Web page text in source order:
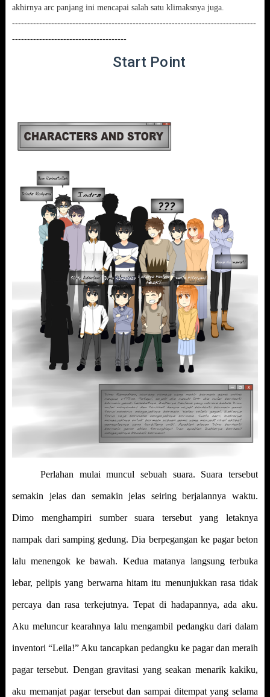
akhirnya arc panjang ini mencapai salah satu klimaksnya juga.
---------------------------------------------------------------------------------
--------------------------------------
Start Point
Perlahan mulai muncul sebuah suara. Suara tersebut
semakin jelas dan semakin jelas seiring berjalannya waktu.
Dimo menghampiri sumber suara tersebut yang letaknya
nampak dari samping gedung. Dia berpegangan ke pagar beton
lalu menengok ke bawah. Kedua matanya langsung terbuka
lebar, pelipis yang berwarna hitam itu menunjukkan rasa tidak
percaya dan rasa terkejutnya. Tepat di hadapannya, ada aku.
Aku meluncur kearahnya lalu mengambil pedangku dari dalam
inventori “Leila!” Aku tancapkan pedangku ke pagar dan meraih
pagar tersebut. Dengan gravitasi yang seakan menarik kakiku,
aku memanjat pagar tersebut dan sampai ditempat yang selama